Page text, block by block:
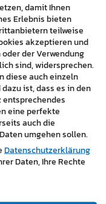
damit Ihnen
Erlebnis bieten
teilweise
akzeptieren und
der Verwendung
sind, widersprechen.
diese auch einzeln
ist, dass es in den
entsprechendes
eine perfekte
auch die
umgehen sollen.
Datenschutzerklärung
Daten, Ihre Rechte